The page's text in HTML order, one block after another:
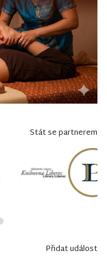
Stát se partnerem
Přidat událost